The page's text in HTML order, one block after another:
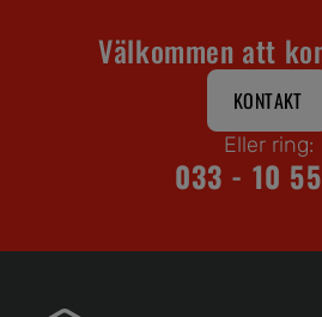
Välkommen att
KONTAKT
Eller ring:
033 - 10